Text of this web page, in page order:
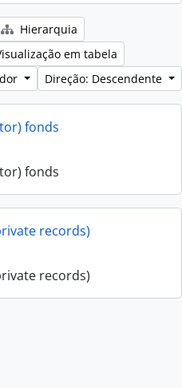
Hierarquia
em tabela
Direção: Descendente
fonds
fonds
records)
records)